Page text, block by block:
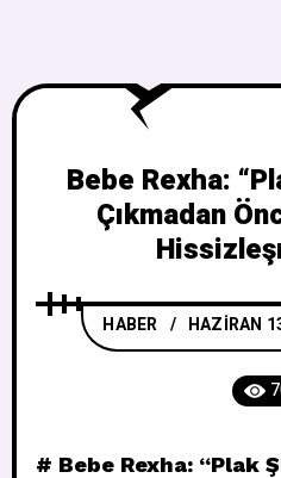
Bebe Rexha:
Çıkmadan
HABER HAZIRAN
# Bebe Rexha: “Plak